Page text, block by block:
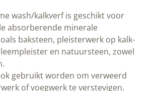
wash/kalkverf is geschikt voor
absorberende minerale
baksteen, pleisterwerk op kalk-
en natuursteen, zowel
gebruikt worden om verweerd
of voegwerk te verstevigen.